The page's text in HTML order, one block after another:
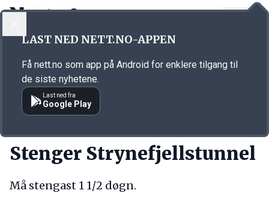
Annonsørinnhold
Stenger Strynefjellstunnel
Må stengast 1 1/2 døgn.
LAST NED NETT.NO-APPEN
Få nett.no som app på Android for enklere tilgang til
de siste nyhetene.
Last ned fra
Google Play